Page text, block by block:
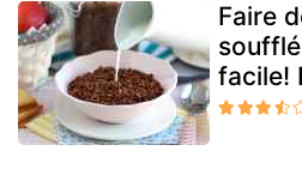
Faire
facile!